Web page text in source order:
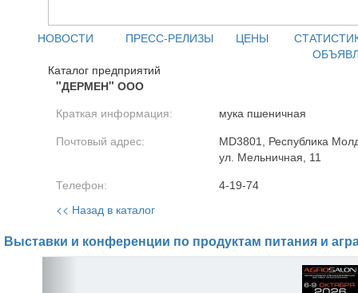
НОВОСТИ ПРЕСС-РЕЛИЗЫ ЦЕНЫ
Каталог предприятий
"ДЕРМЕН" ООО
Краткая информация: мука пшеничная
Почтовый адрес:
MD3801, Республика
ул. Мельничная, 11
Телефон: 4-19-74
<< Назад в каталог
Выставки и конференции по продуктам питания и